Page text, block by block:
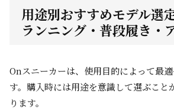
用途別おすすめモデル選
ランニング・普段履き・
Onスニーカーは、使用目的によって最
す。購入時には用途を意識して選ぶこと
ります。